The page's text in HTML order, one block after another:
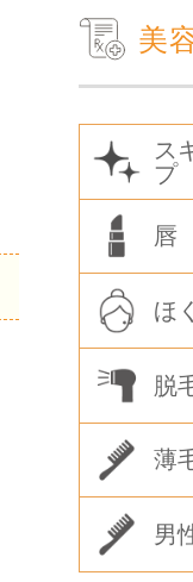
美
ス
プ
唇
ほ
脱
薄
男